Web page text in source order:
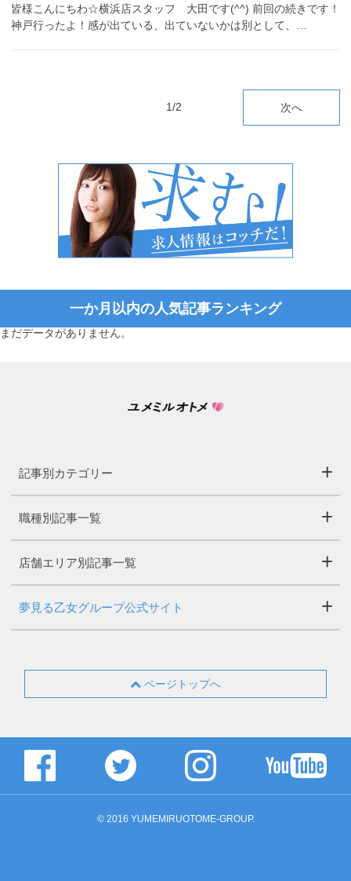
皆様こんにちわ☆横浜店スタッフ 大田です(^^) 前回の続きです！
神戸行ったよ！感が出ている、出ていないかは別として、…
1/2 次へ
一か月以内の人気記事ランキング
まだデータがありません。
記事別カテゴリー
職種別記事一覧
店舗エリア別記事一覧
夢見る乙女グループ公式サイト
ページトップへ
© 2016 YUMEMIRUOTOME-GROUP.